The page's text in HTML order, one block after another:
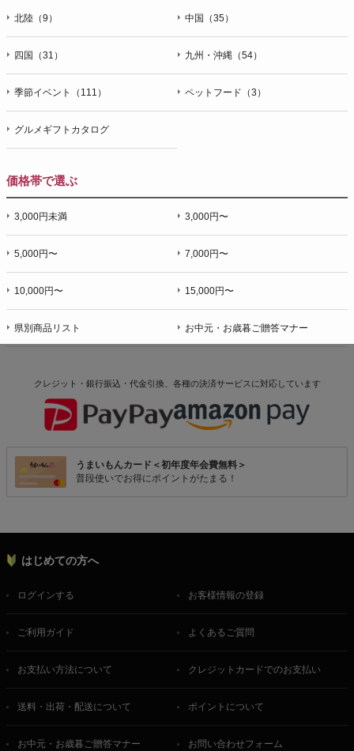
北陸（9） 中国（35）
四国（31） 九州・沖縄（54）
季節イベント（111） ペットフード（3）
グルメギフトカタログ
価格帯で選ぶ
3,000円未満 3,000円〜
5,000円〜 7,000円〜
10,000円〜 15,000円〜
県別商品リスト お中元・お歳暮ご贈答マナー
クレジット・銀行振込・代金引換、各種の決済サービスに対応しています
うまいもんカード＜初年度年会費無料＞
普段使いでお得にポイントがたまる！
はじめての方へ
ログインする お客様情報の登録
ご利用ガイド よくあるご質問
お支払い方法について クレジットカードでのお支払い
送料・出荷・配送について ポイントについて
お中元・お歳暮ご贈答マナー お問い合わせフォーム